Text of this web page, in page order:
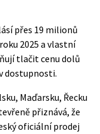
přes 19 milionů
2025 a vlastní
tlačit cenu dolů
dostupnosti.
Maďarsku, Řecku
přiznává, že
oficiální prodej